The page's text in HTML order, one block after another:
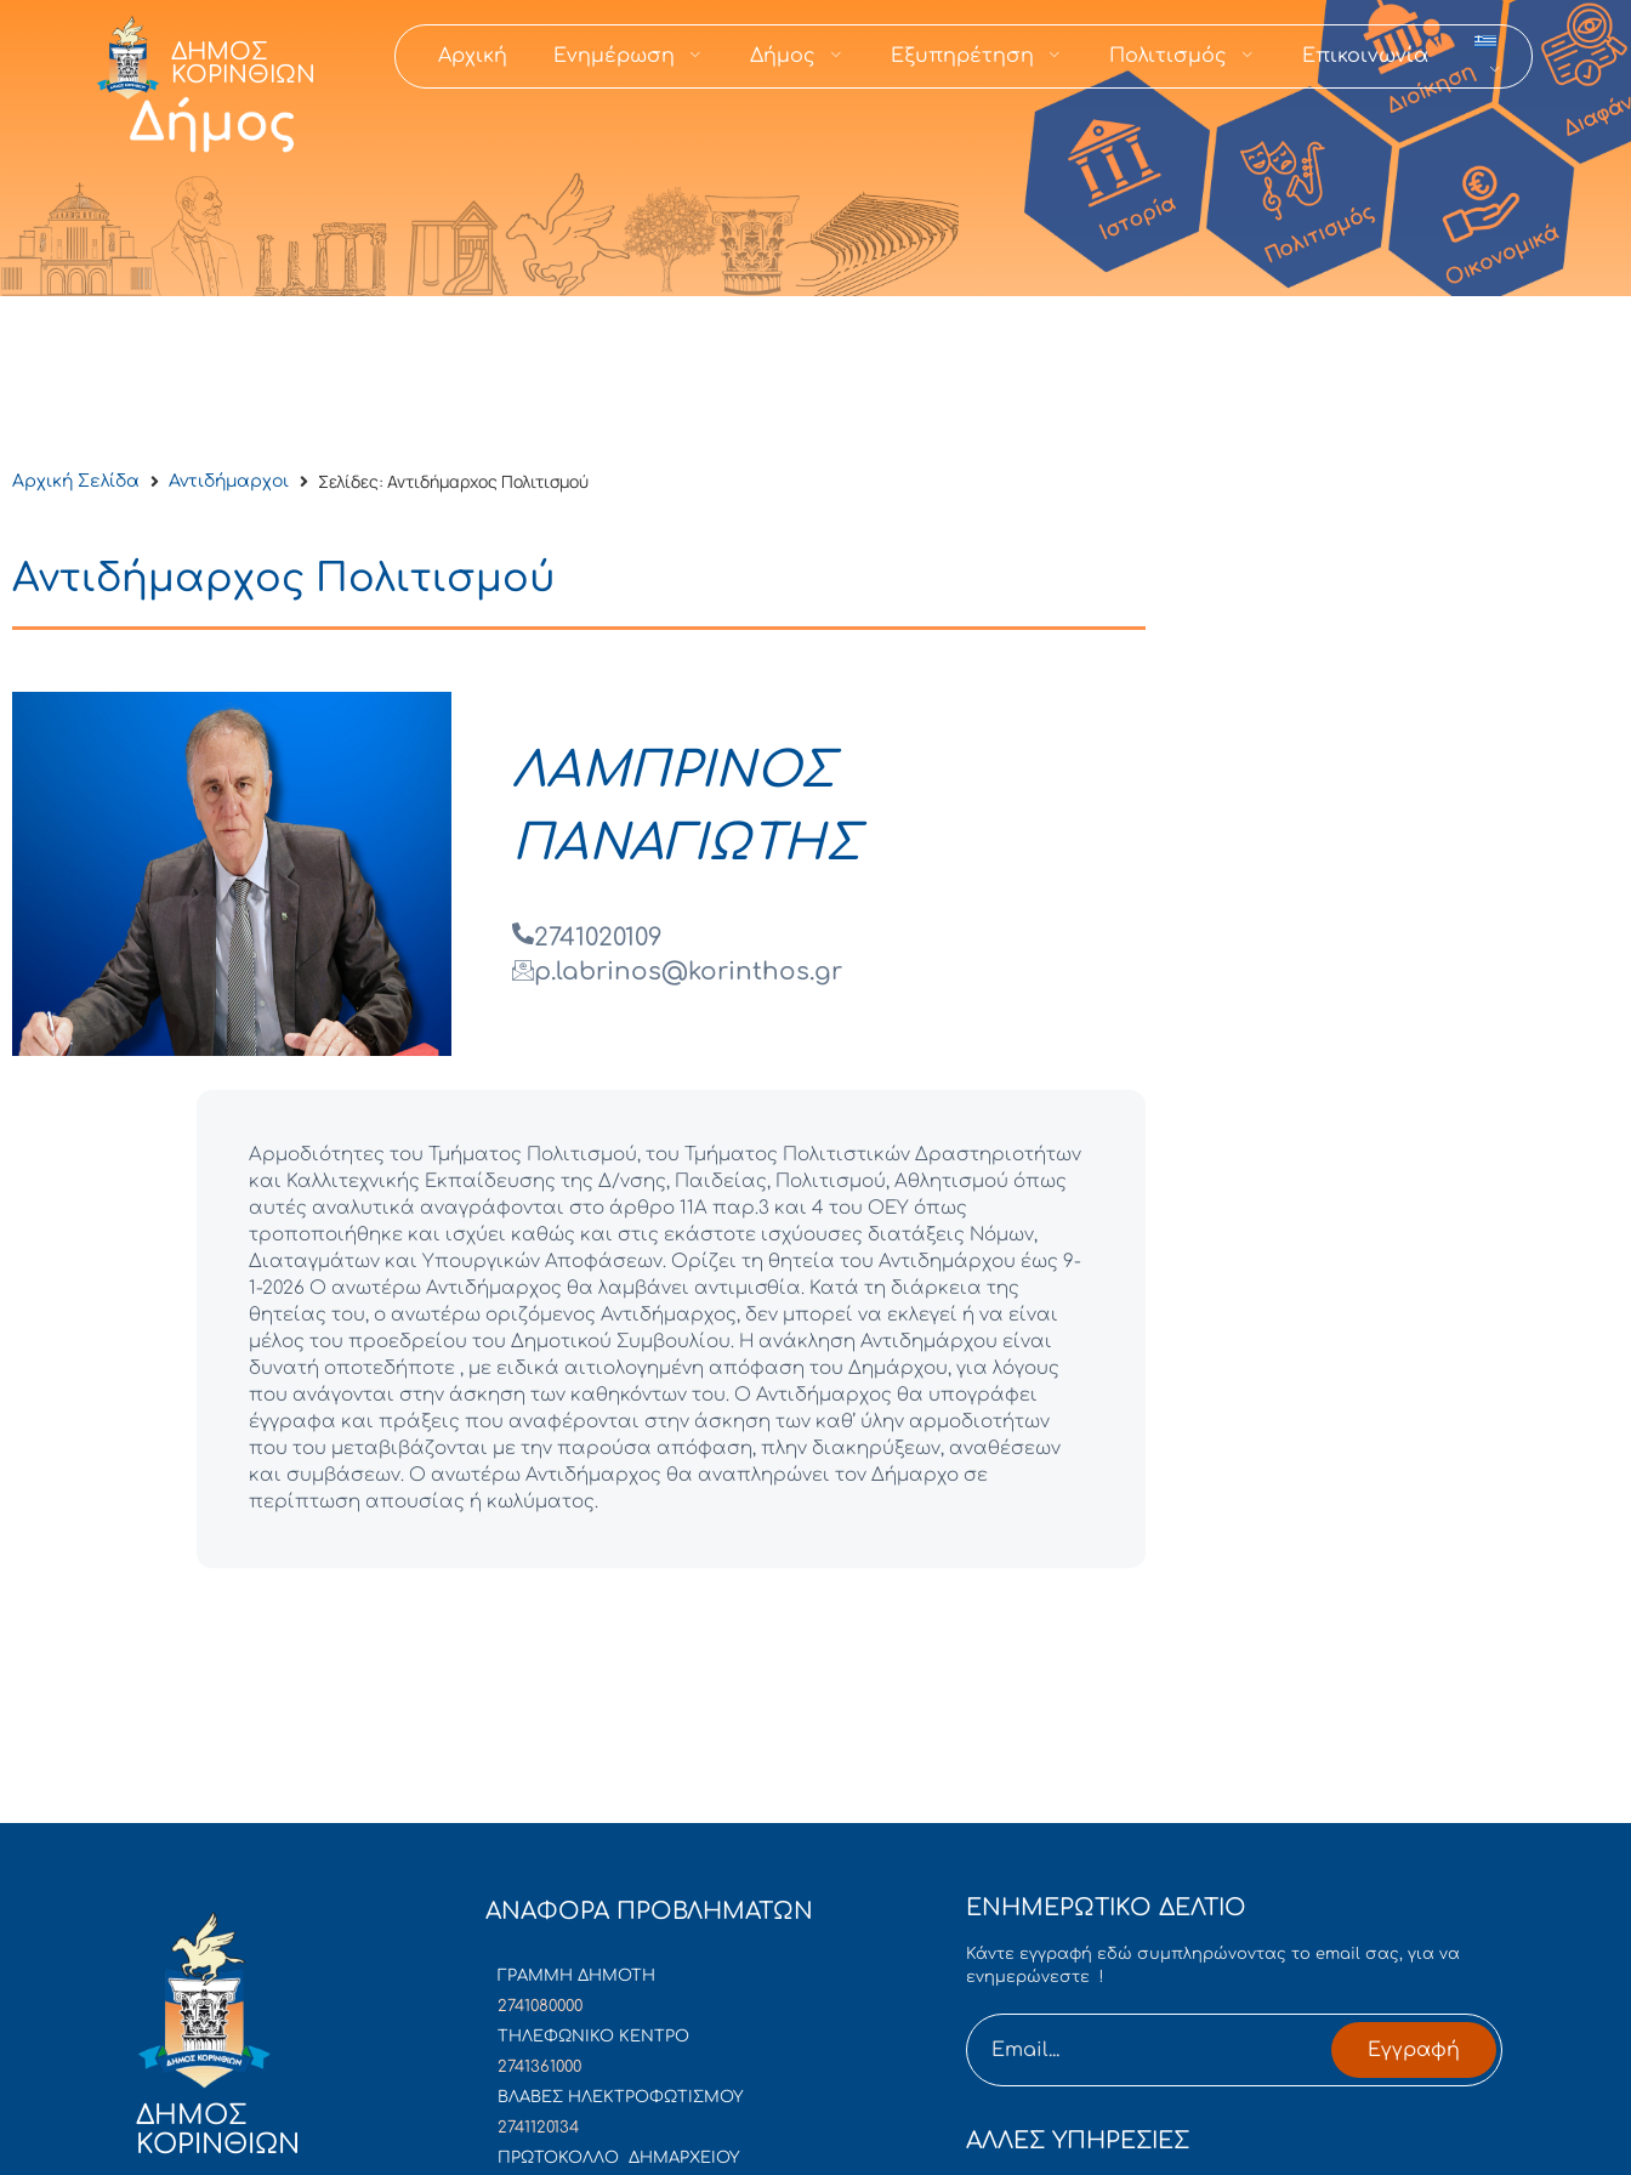
ΔΗΜΟΣ
ΚΟΡΙΝΘΙΩΝ
Αρχική Ενημέρωση Δήμος Εξυπηρέτηση Πολιτισμός Επικοινωνία
Αρχική Σελίδα Αντιδήμαρχοι Σελίδες: Αντιδήμαρχος Πολιτισμού
Αντιδήμαρχος Πολιτισμού
ΛΑΜΠΡΙΝΟΣ
ΠΑΝΑΓΙΩΤΗΣ
2741020109
p.labrinos@korinthos.gr
Αρμοδιότητες του Τμήματος Πολιτισμού, του Τμήματος Πολιτιστικών Δραστηριοτήτων
και Καλλιτεχνικής Εκπαίδευσης της Δ/νσης, Παιδείας, Πολιτισμού, Αθλητισμού όπως
αυτές αναλυτικά αναγράφονται στο άρθρο 11Α παρ.3 και 4 του ΟΕΥ όπως
τροποποιήθηκε και ισχύει καθώς και στις εκάστοτε ισχύουσες διατάξεις Νόμων,
Διαταγμάτων και Υπουργικών Αποφάσεων. Ορίζει τη θητεία του Αντιδημάρχου έως 9-
1-2026 Ο ανωτέρω Αντιδήμαρχος θα λαμβάνει αντιμισθία. Κατά τη διάρκεια της
θητείας του, ο ανωτέρω οριζόμενος Αντιδήμαρχος, δεν μπορεί να εκλεγεί ή να είναι
μέλος του προεδρείου του Δημοτικού Συμβουλίου. Η ανάκληση Αντιδημάρχου είναι
δυνατή οποτεδήποτε , με ειδικά αιτιολογημένη απόφαση του Δημάρχου, για λόγους
που ανάγονται στην άσκηση των καθηκόντων του. Ο Αντιδήμαρχος θα υπογράφει
έγγραφα και πράξεις που αναφέρονται στην άσκηση των καθ’ ύλην αρμοδιοτήτων
που του μεταβιβάζονται με την παρούσα απόφαση, πλην διακηρύξεων, αναθέσεων
και συμβάσεων. Ο ανωτέρω Αντιδήμαρχος θα αναπληρώνει τον Δήμαρχο σε
περίπτωση απουσίας ή κωλύματος.⁠
ΔΗΜΟΣ
ΚΟΡΙΝΘΙΩΝ
ΑΝΑΦΟΡΑ ΠΡΟΒΛΗΜΑΤΩΝ
ΓΡΑΜΜΗ ΔΗΜΟΤΗ
2741080000
ΤΗΛΕΦΩΝΙΚΟ ΚΕΝΤΡΟ
2741361000
ΒΛΑΒΕΣ ΗΛΕΚΤΡΟΦΩΤΙΣΜΟΥ
2741120134
ΠΡΩΤΟΚΟΛΛΟ ΔΗΜΑΡΧΕΙΟΥ
ΕΝΗΜΕΡΩΤΙΚΟ ΔΕΛΤΙΟ
Κάντε εγγραφή εδώ συμπληρώνοντας το email σας, για να
ενημερώνεστε !
Εγγραφή
ΑΛΛΕΣ ΥΠΗΡΕΣΙΕΣ